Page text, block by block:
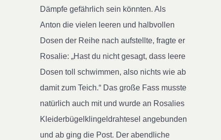
Dämpfe gefährlich sein könnten. Als
Anton die vielen leeren und halbvollen
Dosen der Reihe nach aufstellte, fragte er
Rosalie: „Hast du nicht gesagt, dass leere
Dosen toll schwimmen, also nichts wie ab
damit zum Teich.“ Das große Fass musste
natürlich auch mit und wurde an Rosalies
Kleiderbügelklingeldrahtesel angebunden
und ab ging die Post. Der abendliche